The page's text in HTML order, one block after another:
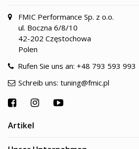
FMIC Performance Sp. z o.o.
ul. Boczna 6/8/10
42-202 Częstochowa
Polen
Rufen Sie uns an: +48 793 593 993
Schreib uns: tuning@fmic.pl
Artikel